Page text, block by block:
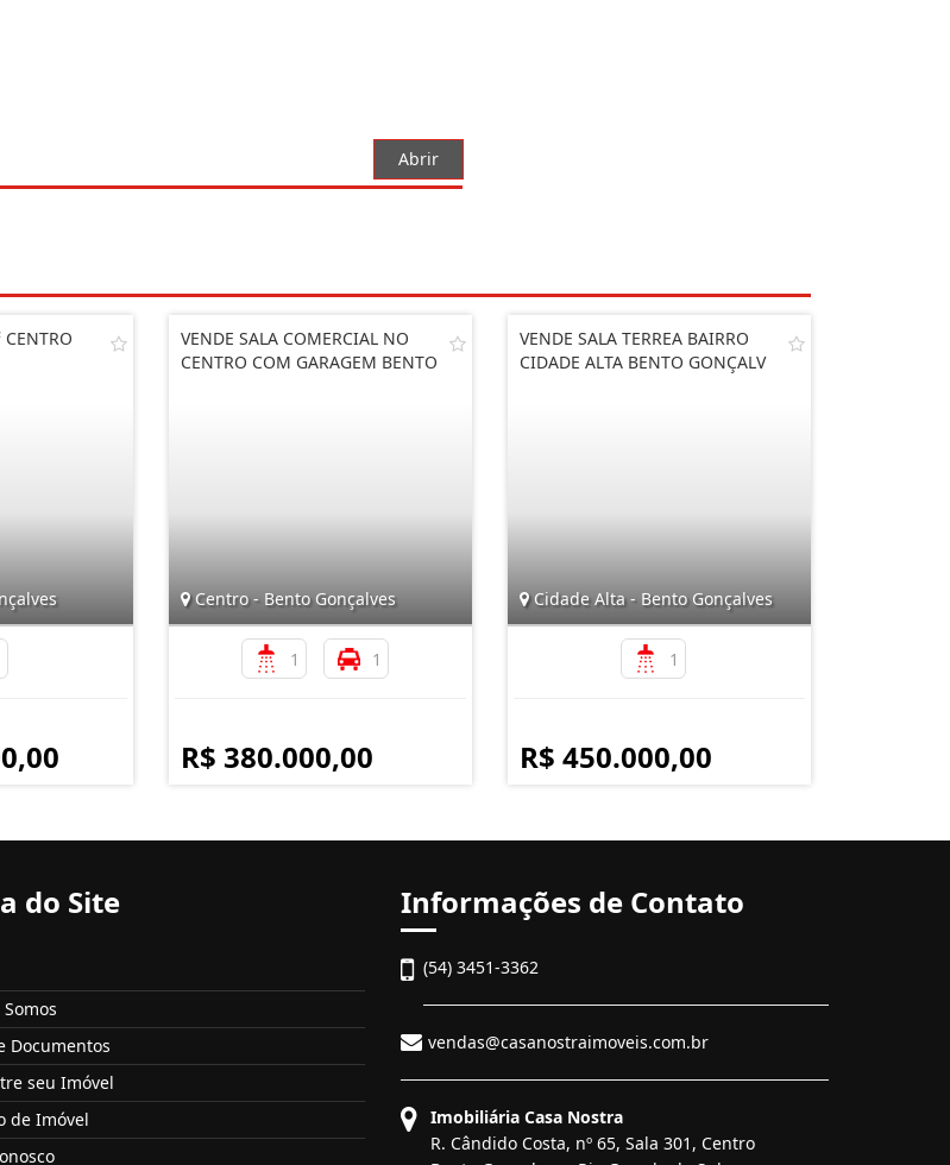
Abrir
CENTRO
VENDE SALA COMERCIAL NO
CENTRO COM GARAGEM BENTO
Centro - Bento Gonçalves
1 1
R$ 380.000,00
VENDE SALA TERREA BAIRRO
CIDADE ALTA BENTO GONÇALV
Cidade Alta - Bento Gonçalves
1
R$ 450.000,00
do Site
Documentos
seu Imóvel
de Imóvel
Informações de Contato
(54) 3451-3362
vendas@casanostraimoveis.com.br
Imobiliária Casa Nostra
R. Cândido Costa, nº 65, Sala 301, Centro